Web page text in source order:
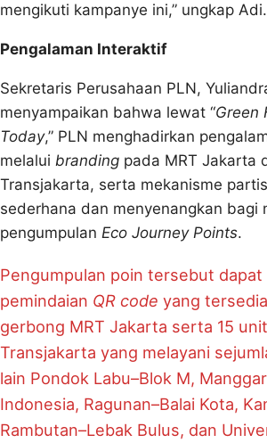
mengikuti kampanye ini,” ungkap Adi.
Pengalaman Interaktif
Sekretaris Perusahaan PLN,
menyampaikan bahwa lewat “Green
Today,” PLN menghadirkan
melalui branding pada MRT Jakarta
Transjakarta, serta mekanisme
sederhana dan menyenangkan bagi
pengumpulan Eco Journey Points.
Pengumpulan poin tersebut dapat
pemindaian QR code yang
gerbong MRT Jakarta serta 15
Transjakarta yang melayani
lain Pondok Labu–Blok M,
Indonesia, Ragunan–Balai Kota,
Rambutan–Lebak Bulus, dan